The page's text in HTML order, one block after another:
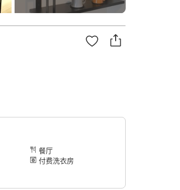
餐厅
付费洗衣房